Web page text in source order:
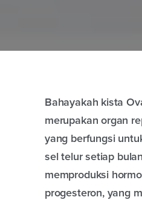
Bahayakah kista
merupakan organ
yang berfungsi
sel telur setiap
memproduksi
progesteron, yang